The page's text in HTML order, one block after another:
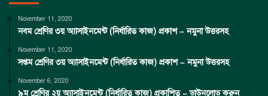
November 11, 2020
নবম শ্রেণির ৩য় অ্যাসাইনমেন্ট (নির্ধারিত কাজ) প্রকাশ – নমুনা উত্তরসহ
November 11, 2020
সপ্তম শ্রেণির ৩য় অ্যাসাইনমেন্ট (নির্ধারিত কাজ) প্রকাশ – নমুনা উত্তরসহ
November 6, 2020
৯ম শ্রেণির ২য় অ্যাসাইনমেন্ট (নির্ধারিত কাজ) প্রকাশিত – ডাউনলোড করুন